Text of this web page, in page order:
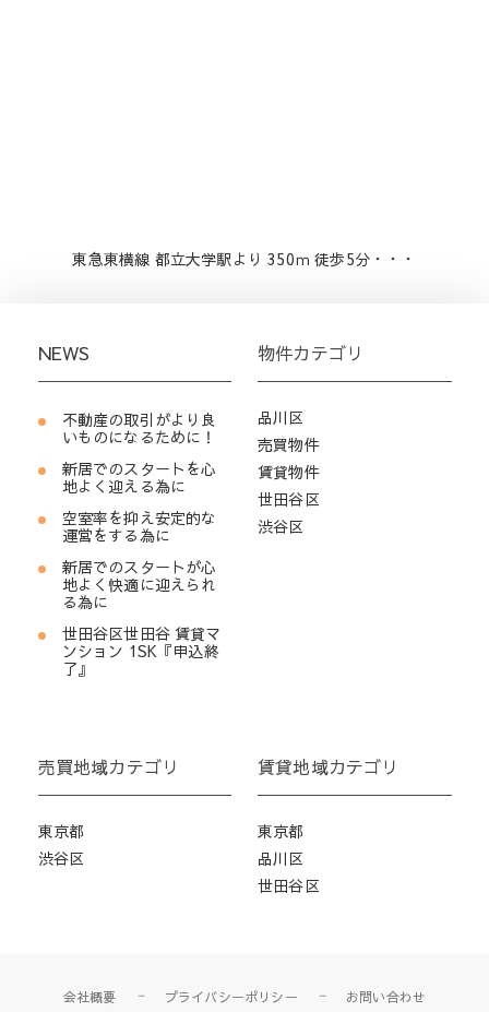
東急東横線 都立大学駅より 350ｍ 徒歩5分・・・
NEWS
不動産の取引がより良
いものになるために！
新居でのスタートを心
地よく迎える為に
空室率を抑え安定的な
運営をする為に
新居でのスタートが心
地よく快適に迎えられ
る為に
世田谷区世田谷 賃貸マ
ンション 1SK『申込終
了』
物件カテゴリ
品川区
売買物件
賃貸物件
世田谷区
渋谷区
売買地域カテゴリ
東京都
渋谷区
賃貸地域カテゴリ
東京都
品川区
世田谷区
会社概要 プライバシーポリシー お問い合わせ